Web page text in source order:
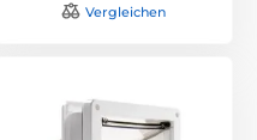
Vergleichen